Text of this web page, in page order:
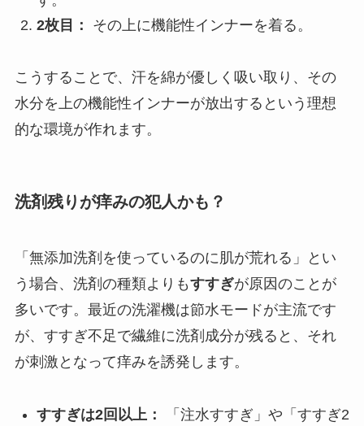
2枚目：
その上に機能性インナーを着る。
こうすることで、汗を綿が優しく吸い取り、その
水分を上の機能性インナーが放出するという理想
的な環境が作れます。
洗剤残りが痒みの犯人かも？
「無添加洗剤を使っているのに肌が荒れる」とい
う場合、洗剤の種類よりもすすぎが原因のことが
多いです。最近の洗濯機は節水モードが主流です
が、すすぎ不足で繊維に洗剤成分が残ると、それ
が刺激となって痒みを誘発します。
すすぎは2回以上：
「注水すすぎ」や「すすぎ2